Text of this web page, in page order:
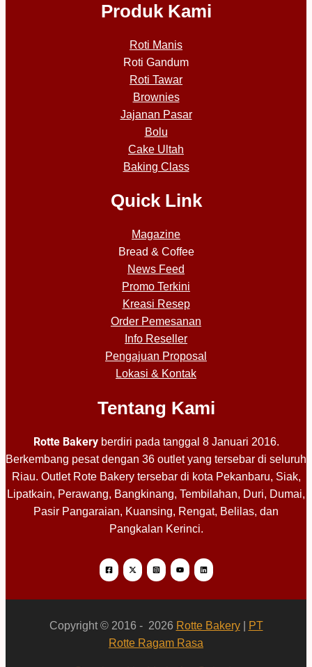
Produk Kami
Roti Manis
Roti Gandum
Roti Tawar
Brownies
Jajanan Pasar
Bolu
Cake Ultah
Baking Class
Quick Link
Magazine
Bread & Coffee
News Feed
Promo Terkini
Kreasi Resep
Order Pemesanan
Info Reseller
Pengajuan Proposal
Lokasi & Kontak
Tentang Kami
Rotte Bakeryberdiri pada tanggal 8 Januari 2016.
Berkembang pesat dengan 36 outlet yang tersebar di seluruh
Riau. Outlet Rote Bakery tersebar di kota Pekanbaru, Siak,
Lipatkain, Perawang, Bangkinang, Tembilahan, Duri, Dumai,
Pasir Pangaraian, Kuansing, Rengat, Belilas, dan
Pangkalan Kerinci.
Copyright © 2016 - 2026 Rotte Bakery|
PT
Rotte Ragam Rasa